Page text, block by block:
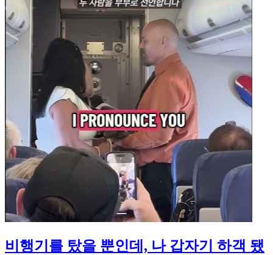
비행기를 탔을 뿐인데, 나 갑자기 하객 됐